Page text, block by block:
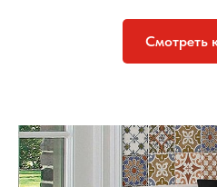
Смотреть